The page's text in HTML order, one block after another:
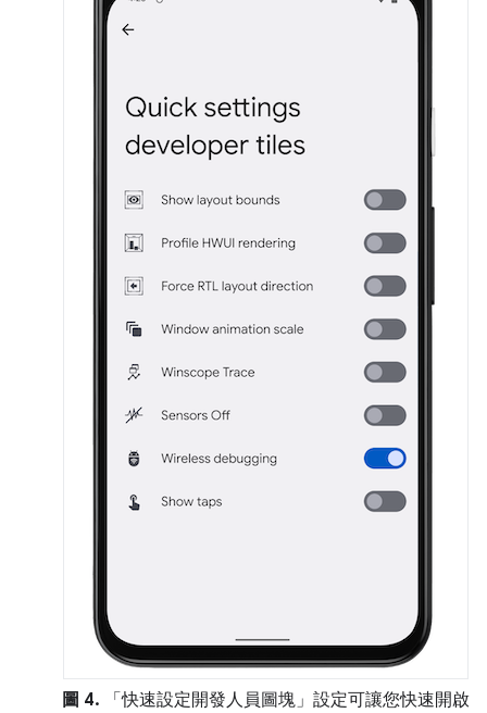
圖 4. 「快速設定開發人員圖塊」 設定可讓您快速開啟